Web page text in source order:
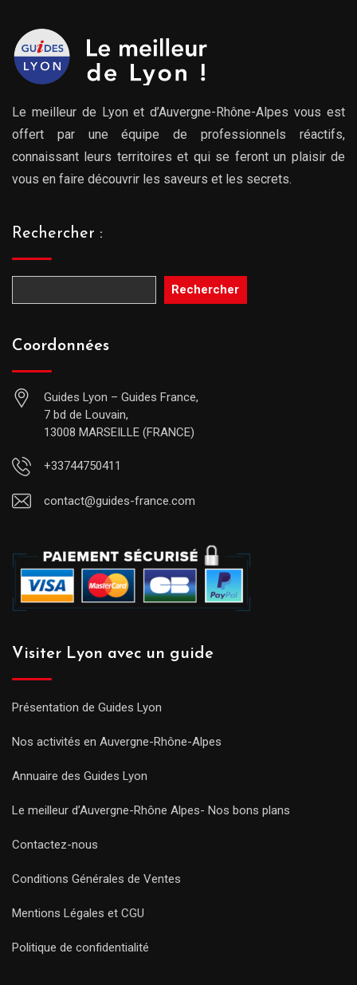
Le meilleur de Lyon et d’Auvergne-Rhône-Alpes vous est
offert par une équipe de professionnels réactifs,
connaissant leurs territoires et qui se feront un plaisir de
vous en faire découvrir les saveurs et les secrets.
Rechercher :
Rechercher
Coordonnées
Guides Lyon – Guides France,
7 bd de Louvain,
13008 MARSEILLE (FRANCE)
+33744750411
contact@guides-france.com
Visiter Lyon avec un guide
Présentation de Guides Lyon
Nos activités en Auvergne-Rhône-Alpes
Annuaire des Guides Lyon
Le meilleur d’Auvergne-Rhône Alpes- Nos bons plans
Contactez-nous
Conditions Générales de Ventes
Mentions Légales et CGU
Politique de confidentialité